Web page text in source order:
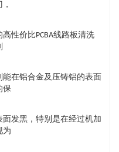
性价比PCBA线路板清洗
在铝合金及压铸铝的表面
保
发黑，特别是在经过机加
为